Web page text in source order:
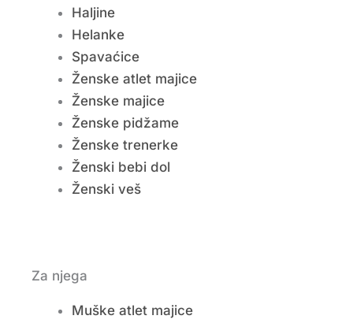
Haljine
Helanke
Spavaćice
Ženske atlet majice
Ženske majice
Ženske pidžame
Ženske trenerke
Ženski bebi dol
Ženski veš
Za njega
Muške atlet majice